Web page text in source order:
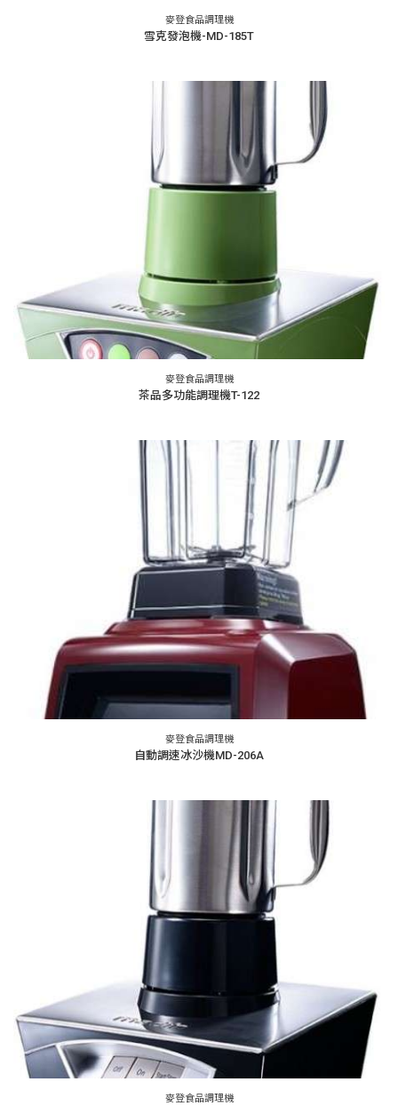
麥登食品調理機
雪克發泡機-MD-185T
麥登食品調理機
茶品多功能調理機T-122
麥登食品調理機
自動調速冰沙機MD-206A
麥登食品調理機